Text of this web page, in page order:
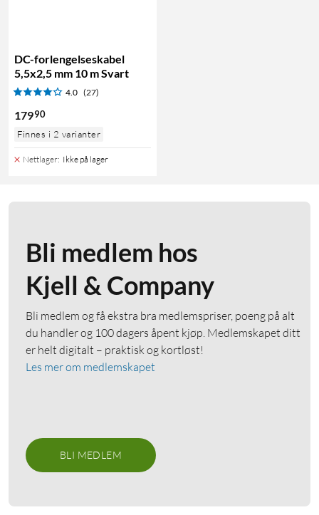
DC-forlengelseskabel
5,5x2,5 mm 10 m Svart
4.0 (27)
17990
Finnes i 2 varianter
Nettlager: Ikke på lager
Bli medlem hos
Kjell & Company
Bli medlem og få ekstra bra medlemspriser, poeng på alt
du handler og 100 dagers åpent kjøp. Medlemskapet ditt
er helt digitalt – praktisk og kortløst!
Les mer om medlemskapet
BLI MEDLEM